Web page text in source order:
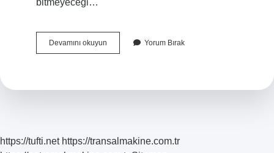
bitmeyeceği…
Devamını okuyunSayılı
Günler
Yorum Bırak
https://tufti.net https://transalmakine.com.tr